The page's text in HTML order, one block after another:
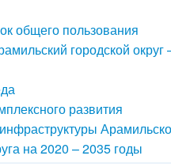
общего пользования
городской округ
развития
на 2020 – 2035 годы